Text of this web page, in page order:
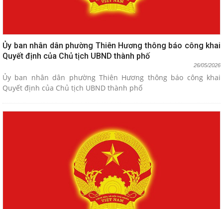
Ủy ban nhân dân phường Thiên Hương thông báo công khai
Quyết định của Chủ tịch UBND thành phố
26/05/2026
Ủy ban nhân dân phường Thiên Hương thông báo công khai
Quyết định của Chủ tịch UBND thành phố